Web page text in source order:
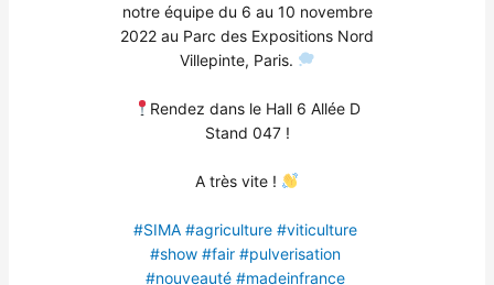
notre équipe du 6 au 10 novembre
2022 au Parc des Expositions Nord
Villepinte, Paris.
Rendez dans le Hall 6 Allée D
Stand 047 !
A très vite !
#SIMA #agriculture #viticulture
#show #fair #pulverisation
#nouveauté #madeinfrance